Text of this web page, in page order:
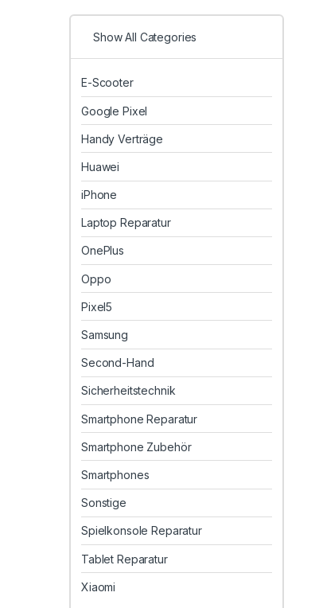
Show All Categories
E-Scooter
Google Pixel
Handy Verträge
Huawei
iPhone
Laptop Reparatur
OnePlus
Oppo
Pixel5
Samsung
Second-Hand
Sicherheitstechnik
Smartphone Reparatur
Smartphone Zubehör
Smartphones
Sonstige
Spielkonsole Reparatur
Tablet Reparatur
Xiaomi